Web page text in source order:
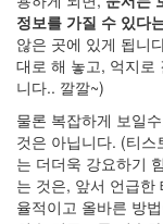
정보를 가질 수 있다
않은 곳에 있게 됩니
대로 해 놓고, 억지로
니다.. 깔깔~)
물론 복잡하게 보일
것은 아닙니다. (티스
는 더더욱 강요하기
는 것은, 앞서 언급한
율적이고 올바른 방
어..
2
by
hi8ar
흠..
Pin
it!
2
by